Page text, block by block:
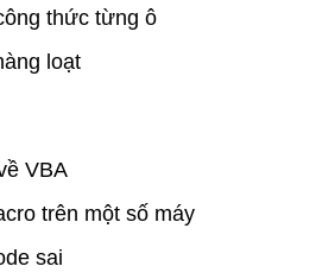
thức từng ô
loạt
VBA
trên một số máy
sai